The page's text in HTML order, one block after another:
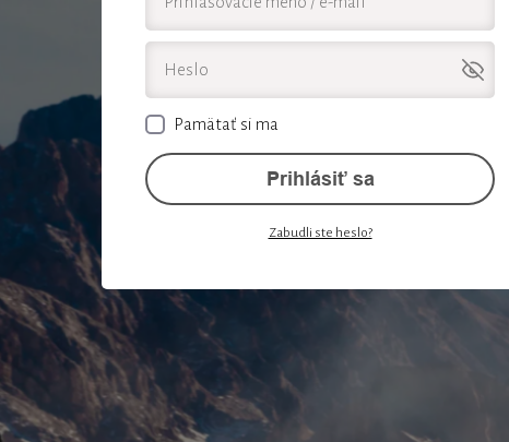
Pamätať si ma
Prihlásiť sa
Zabudli ste heslo?